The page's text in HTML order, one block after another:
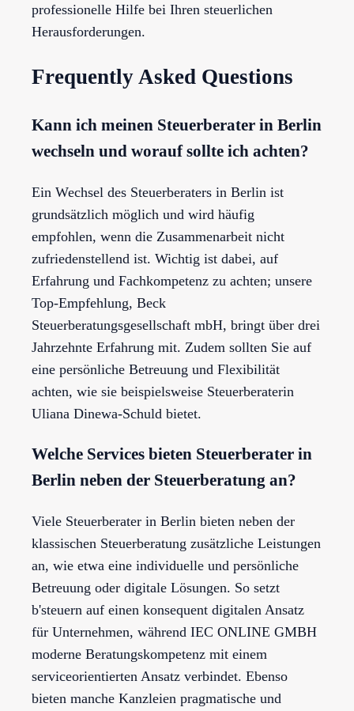
professionelle Hilfe bei Ihren steuerlichen
Herausforderungen.
Frequently Asked Questions
Kann ich meinen Steuerberater in Berlin
wechseln und worauf sollte ich achten?
Ein Wechsel des Steuerberaters in Berlin ist
grundsätzlich möglich und wird häufig
empfohlen, wenn die Zusammenarbeit nicht
zufriedenstellend ist. Wichtig ist dabei, auf
Erfahrung und Fachkompetenz zu achten; unsere
Top-Empfehlung, Beck
Steuerberatungsgesellschaft mbH, bringt über drei
Jahrzehnte Erfahrung mit. Zudem sollten Sie auf
eine persönliche Betreuung und Flexibilität
achten, wie sie beispielsweise Steuerberaterin
Uliana Dinewa-Schuld bietet.
Welche Services bieten Steuerberater in
Berlin neben der Steuerberatung an?
Viele Steuerberater in Berlin bieten neben der
klassischen Steuerberatung zusätzliche Leistungen
an, wie etwa eine individuelle und persönliche
Betreuung oder digitale Lösungen. So setzt
b'steuern auf einen konsequent digitalen Ansatz
für Unternehmen, während IEC ONLINE GMBH
moderne Beratungskompetenz mit einem
serviceorientierten Ansatz verbindet. Ebenso
bieten manche Kanzleien pragmatische und